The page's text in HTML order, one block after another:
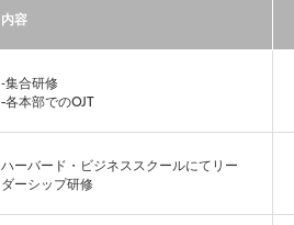
内容
‐集合研修
-各本部でのOJT
ハーバード・ビジネススクールにてリー
ダーシップ研修